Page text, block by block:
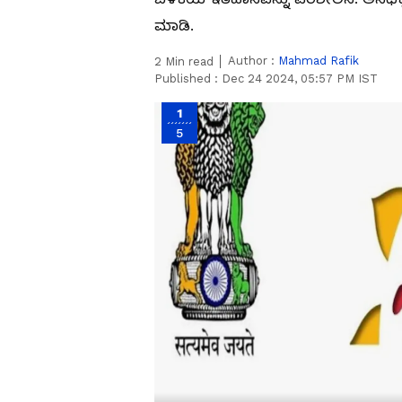
ಮಾಡಿ.
2 Min read Author : Mahmad Rafik
Published : Dec 24 2024, 05:57 PM IST
1
5